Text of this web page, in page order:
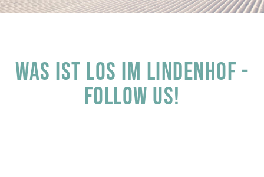
Was ist los im Lindenhof -
Follow us!